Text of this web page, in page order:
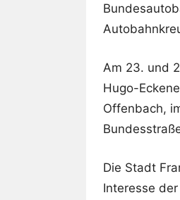
Am 23. und
Hugo-
Offenbach,
Die Stadt
Interesse